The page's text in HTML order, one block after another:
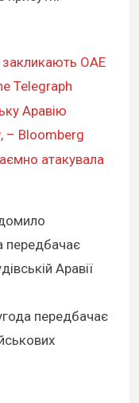
закликають ОАЕ
Telegraph
Аравію
– Bloomberg
атакувала
передбачає
Аравії
передбачає